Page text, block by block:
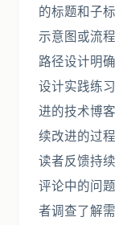
的标题和子
示意图或流
路径设计明
设计实践练
进的技术博
续改进的过
读者反馈持
评论中的问
者调查了解